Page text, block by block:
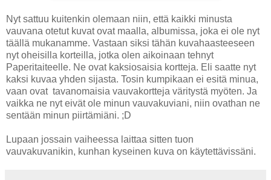
Nyt sattuu kuitenkin olemaan niin, että kaikki minusta
vauvana otetut kuvat ovat maalla, albumissa, joka ei ole nyt
täällä mukanamme. Vastaan siksi tähän kuvahaasteeseen
nyt oheisilla korteilla, jotka olen aikoinaan tehnyt
Paperitaiteelle. Ne ovat kaksiosaisia kortteja. Eli saatte nyt
kaksi kuvaa yhden sijasta. Tosin kumpikaan ei esitä minua,
vaan ovat tavanomaisia vauvakortteja väritystä myöten. Ja
vaikka ne nyt eivät ole minun vauvakuviani, niin ovathan ne
sentään minun piirtämiäni. ;D
Lupaan jossain vaiheessa laittaa sitten tuon
vauvakuvanikin, kunhan kyseinen kuva on käytettävissäni.